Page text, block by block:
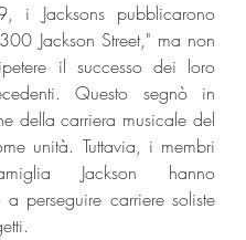
i Jacksons pubblicarono
Jackson Street," ma non
il successo dei loro
Questo segnò in
della carriera musicale del
unità. Tuttavia, i membri
Jackson hanno
a perseguire carriere soliste